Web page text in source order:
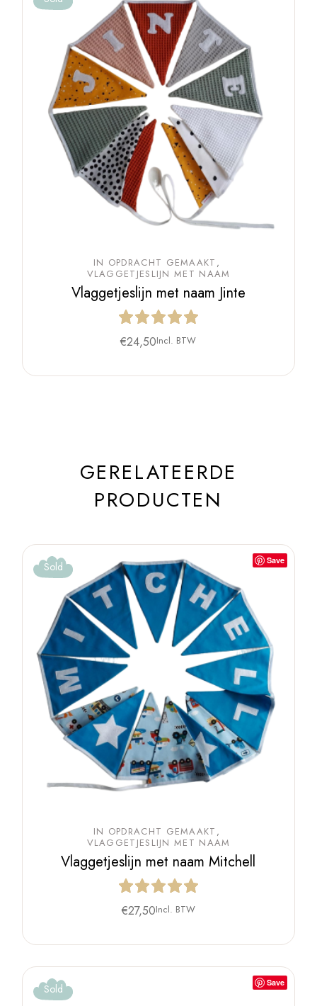
IN OPDRACHT GEMAAKT
VLAGGETJESLIJN MET NAAM
Vlaggetjeslijn met naam Jinte
€24,50Incl. BTW
GERELATEERDE
PRODUCTEN
Save
Sold
IN OPDRACHT GEMAAKT
VLAGGETJESLIJN MET NAAM
Vlaggetjeslijn met naam Mitchell
€27,50Incl. BTW
Save
Sold